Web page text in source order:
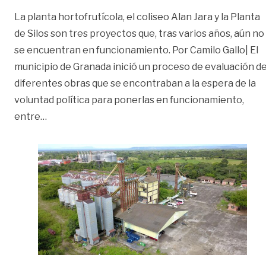
La planta hortofrutícola, el coliseo Alan Jara y la Planta
de Silos son tres proyectos que, tras varios años, aún no
se encuentran en funcionamiento. Por Camilo Gallo| El
municipio de Granada inició un proceso de evaluación
diferentes obras que se encontraban a la espera de la
voluntad política para ponerlas en funcionamiento,
entre…